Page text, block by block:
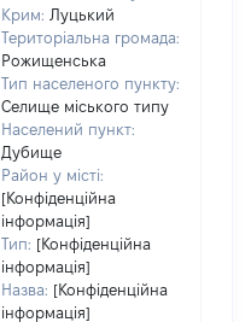
Крим: Луцький
Територіальна громада:
Рожищенська
Тип населеного пункту:
Селище міського типу
Населений пункт:
Дубище
Район у місті:
[Конфіденційна
інформація]
Тип: [Конфіденційна
інформація]
Назва: [Конфіденційна
інформація]